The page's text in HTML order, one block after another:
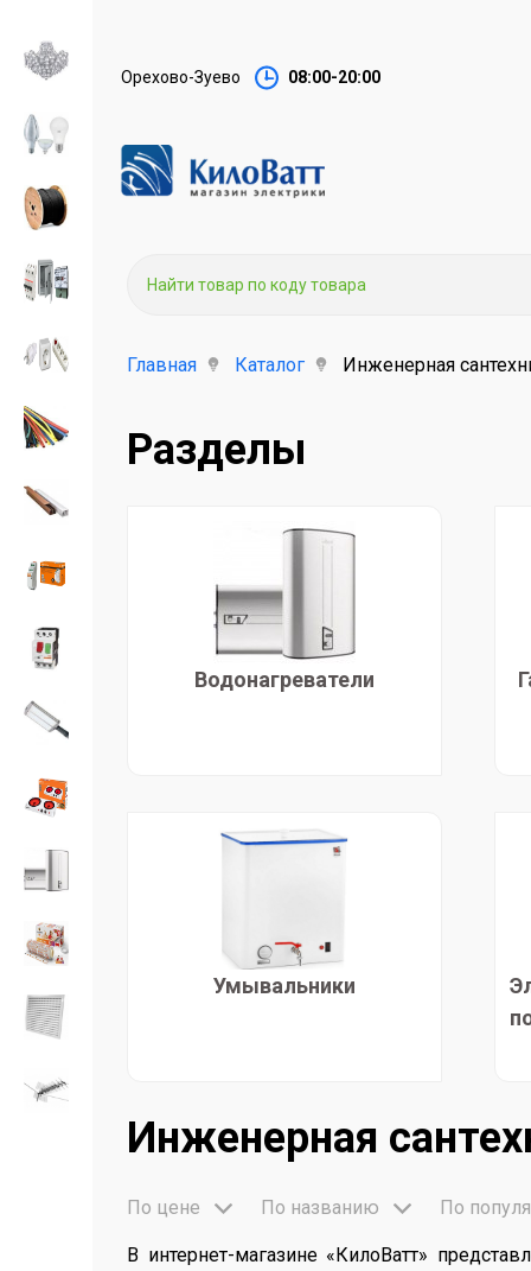
Орехово-Зуево 08:00-20:00
Главная Каталог Инженерная
Разделы
Водонагреватели
Умывальники
Инженерная
По цене По названию По
В интернет-магазине «КилоВатт»